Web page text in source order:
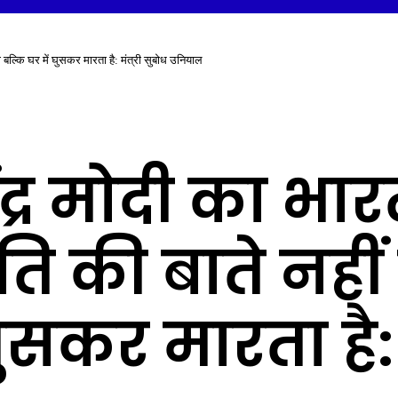
बल्कि घर में घुसकर मारता है: मंत्री सुबोध उनियाल
मोदी का
की बाते
मारता है: